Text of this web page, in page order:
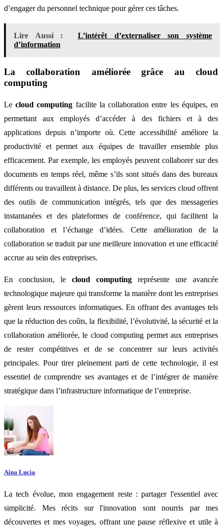
d’engager du personnel technique pour gérer ces tâches.
Lire Aussi :
L’intérêt d’externaliser son système
d’information
La collaboration améliorée grâce au cloud
computing
Lecloud computing facilite la collaboration entre les équipes, en
permettant aux employés d’accéder à des fichiers et à des
applications depuis n’importe où. Cette accessibilité améliore la
productivité et permet aux équipes de travailler ensemble plus
efficacement. Par exemple, les employés peuvent collaborer sur des
documents en temps réel, même s’ils sont situés dans des bureaux
différents ou travaillent à distance. De plus, les services cloud offrent
des outils de communication intégrés, tels que des messageries
instantanées et des plateformes de conférence, qui facilitent la
collaboration et l’échange d’idées. Cette amélioration de la
collaboration se traduit par une meilleure innovation et une efficacité
accrue au sein des entreprises.
En conclusion, le cloud computing représente une avancée
technologique majeure qui transforme la manière dont les entreprises
gèrent leurs ressources informatiques. En offrant des avantages tels
que la réduction des coûts, la flexibilité, l’évolutivité, la sécurité et la
collaboration améliorée, le cloud computing permet aux entreprises
de rester compétitives et de se concentrer sur leurs activités
principales. Pour tirer pleinement parti de cette technologie, il est
essentiel de comprendre ses avantages et de l’intégrer de manière
stratégique dans l’infrastructure informatique de l’entreprise.
Aina Lucia
La tech évolue, mon engagement reste : partager l'essentiel avec
simplicité. Mes récits sur l'innovation sont nourris par mes
découvertes et mes voyages, offrant une pause réflexive et utile à